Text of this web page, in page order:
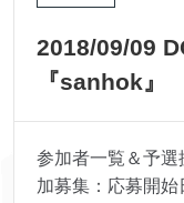
2018/09/09
『sanhok』
参加者一覧＆予選
加募集：応募開始